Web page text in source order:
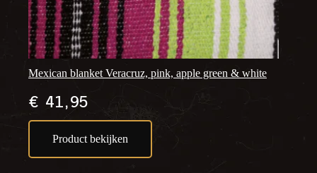
Mexican blanket Veracruz, pink, apple green & white
€41,95
Product bekijken